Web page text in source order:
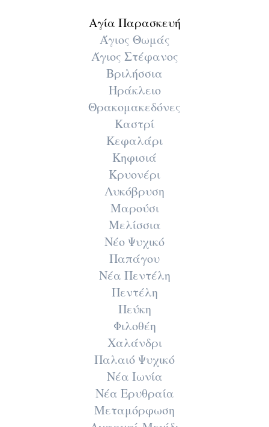
Αγία Παρασκευή
Άγιος Θωμάς
Άγιος Στέφανος
Βριλήσσια
Ηράκλειο
Θρακομακεδόνες
Καστρί
Κεφαλάρι
Κηφισιά
Κρυονέρι
Λυκόβρυση
Μαρούσι
Μελίσσια
Νέο Ψυχικό
Παπάγου
Νέα Πεντέλη
Πεντέλη
Πεύκη
Φιλοθέη
Χαλάνδρι
Παλαιό Ψυχικό
Νέα Ιωνία
Νέα Ερυθραία
Μεταμόρφωση